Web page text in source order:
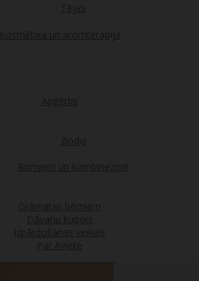
Tējas
Kosmētika un aromterapija
Apģērbs
Bodiji
Romperi un kombinezoni
Grāmatas bērniem
Dāvanu kuponi
Izpārdošanas veikals
Par Avietė